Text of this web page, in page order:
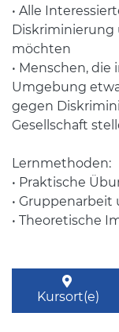
• Alle
Diskriminierung
möchten
• Menschen,
Umgebung
gegen
Gesellschaft
Lernmethoden:
• Praktische
•
• Theoretische
Kursort(e)